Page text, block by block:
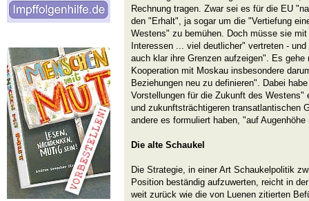
Rechnung tragen. Zwar sei es für die EU
den "Erhalt", ja sogar um die "Vertiefung
Westens" zu bemühen. Doch müsse sie
Interessen ... viel deutlicher" vertreten -
auch klar ihre Grenzen aufzeigen". Es gehe
Kooperation mit Moskau insbesondere
Beziehungen neu zu definieren". Dabei
Vorstellungen für die Zukunft des Westens"
und zukunftsträchtigeren transatlantischen
andere es formuliert haben, "auf
Die alte Schaukel
Die Strategie, in einer Art Schaukelpolitik
Position beständig aufzuwerten, reicht in
weit zurück wie die von Luenen zitierten